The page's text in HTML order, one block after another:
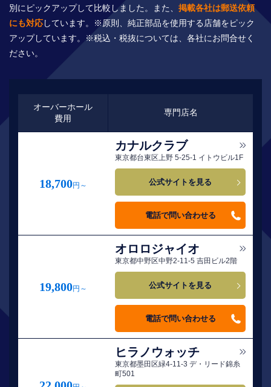
別にピックアップして比較しました。また、 掲載各社は郵送依頼
にも対応しています。※原則、純正部品を使用する店舗をピック
アップしています。※税込・税抜については、各社にお問合せく
ださい。
オーバーホール
費用
専門店名
18,700円～
カナルクラブ
東京都台東区上野 5-25-1 イトウビル1F
公式サイトを見る
電話で問い合わせる
19,800円～
オロロジャイオ
東京都中野区中野2-11-5 吉田ビル2階
公式サイトを見る
電話で問い合わせる
ヒラノウォッチ
東京都墨田区緑4-11-3 デ・リード錦糸
町501